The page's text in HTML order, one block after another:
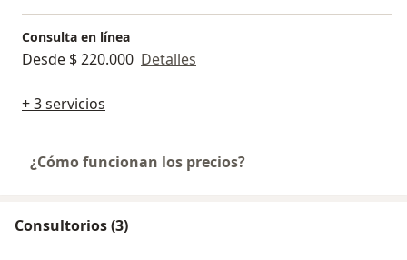
Consulta en línea
Desde $ 220.000 Detalles
+ 3 servicios
¿Cómo funcionan los precios?
Consultorios (3)